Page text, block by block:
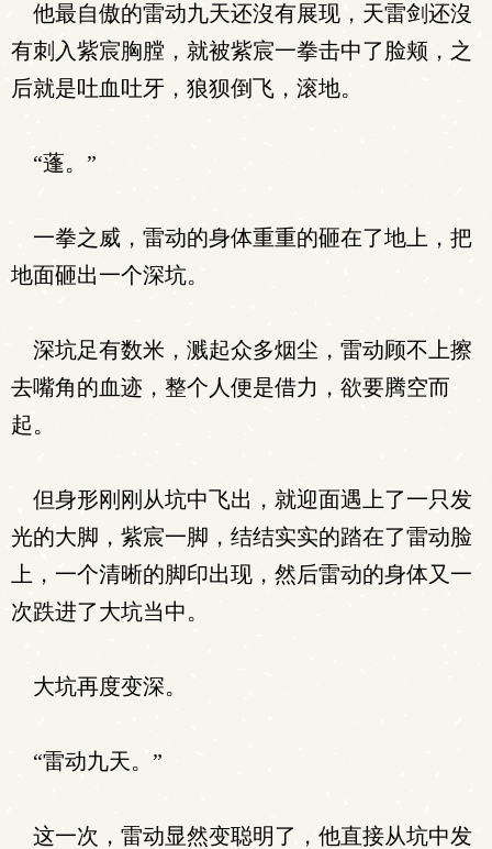
他最自傲的雷动九天还沒有展现，天雷剑还沒
有刺入紫宸胸膛，就被紫宸一拳击中了脸颊，之
后就是吐血吐牙，狼狈倒飞，滚地。
“蓬。”
一拳之威，雷动的身体重重的砸在了地上，把
地面砸出一个深坑。
深坑足有数米，溅起众多烟尘，雷动顾不上擦
去嘴角的血迹，整个人便是借力，欲要腾空而
起。
但身形刚刚从坑中飞出，就迎面遇上了一只发
光的大脚，紫宸一脚，结结实实的踏在了雷动脸
上，一个清晰的脚印出现，然后雷动的身体又一
次跌进了大坑当中。
大坑再度变深。
“雷动九天。”
这一次，雷动显然变聪明了，他直接从坑中发